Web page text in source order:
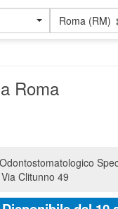
Roma (RM)
Roma
Via Clitunno 49